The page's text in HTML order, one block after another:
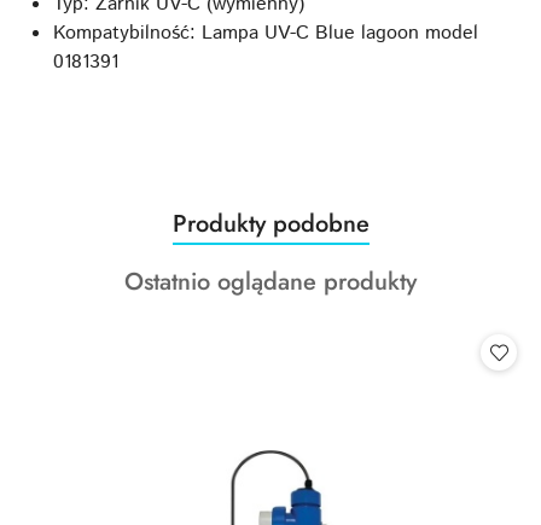
Kompatybilność: Lampa UV-C Blue lagoon model
0181391
Pomiń karuzelę produktów
Produkty
o
statusie:
Produkty podobne
Produkty
Ostatnio oglądane produkty